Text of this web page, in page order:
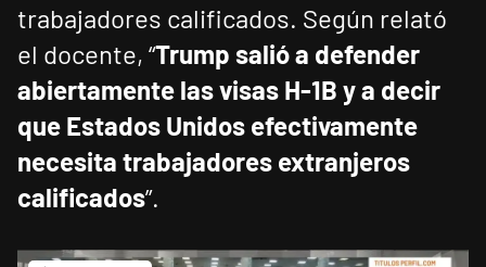
trabajadores calificados. Según relató
el docente, “Trump salió a defender
abiertamente las visas H-1B y a decir
que Estados Unidos efectivamente
necesita trabajadores extranjeros
calificados”.